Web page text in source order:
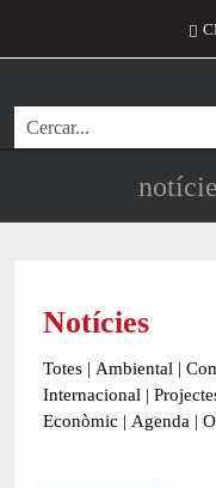
Cerca
Notícies
Totes | Ambiental |
Internacional |
Econòmic | Agenda |